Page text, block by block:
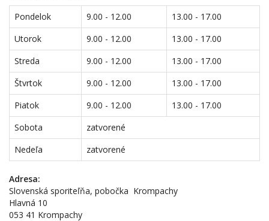
Pondelok 9.00 - 12.00
13.00 - 17.00
Utorok
9.00 - 12.00
13.00 - 17.00
Streda
9.00 - 12.00
13.00 - 17.00
Štvrtok
9.00 - 12.00
13.00 - 17.00
Piatok
9.00 - 12.00
13.00 - 17.00
Sobota
zatvorené
Nedeľa
zatvorené
Adresa:
Slovenská sporiteľňa, pobočka Krompachy
Hlavná 10
053 41 Krompachy